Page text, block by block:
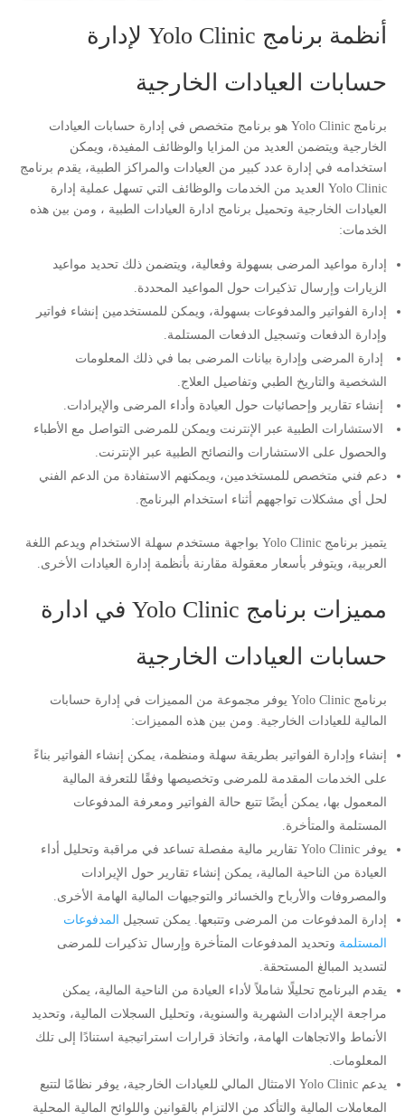
أنظمة برنامج Yolo Clinic لإدارة
حسابات العيادات الخارجية
برنامج Yolo Clinic هو برنامج متخصص في إدارة حسابات العيادات
الخارجية ويتضمن العديد من المزايا والوظائف المفيدة، ويمكن
استخدامه في إدارة عدد كبير من العيادات والمراكز الطبية، يقدم برنامج
Yolo Clinic العديد من الخدمات والوظائف التي تسهل عملية إدارة
العيادات الخارجية وتحميل برنامج ادارة العيادات الطبية ، ومن بين هذه
الخدمات:
إدارة مواعيد المرضى بسهولة وفعالية، ويتضمن ذلك تحديد مواعيد
الزيارات وإرسال تذكيرات حول المواعيد المحددة.
إدارة الفواتير والمدفوعات بسهولة، ويمكن للمستخدمين إنشاء فواتير
وإدارة الدفعات وتسجيل الدفعات المستلمة.
إدارة المرضى وإدارة بيانات المرضى بما في ذلك المعلومات
الشخصية والتاريخ الطبي وتفاصيل العلاج.
إنشاء تقارير وإحصائيات حول العيادة وأداء المرضى والإيرادات.
الاستشارات الطبية عبر الإنترنت ويمكن للمرضى التواصل مع الأطباء
والحصول على الاستشارات والنصائح الطبية عبر الإنترنت.
دعم فني متخصص للمستخدمين، ويمكنهم الاستفادة من الدعم الفني
لحل أي مشكلات تواجههم أثناء استخدام البرنامج.
يتميز برنامج Yolo Clinic بواجهة مستخدم سهلة الاستخدام ويدعم اللغة
العربية، ويتوفر بأسعار معقولة مقارنة بأنظمة إدارة العيادات الأخرى.
مميزات برنامج Yolo Clinic في ادارة
حسابات العيادات الخارجية
برنامج Yolo Clinic يوفر مجموعة من المميزات في إدارة حسابات
المالية للعيادات الخارجية. ومن بين هذه المميزات:
إنشاء وإدارة الفواتير بطريقة سهلة ومنظمة، يمكن إنشاء الفواتير بناءً
على الخدمات المقدمة للمرضى وتخصيصها وفقًا للتعرفة المالية
المعمول بها، يمكن أيضًا تتبع حالة الفواتير ومعرفة المدفوعات
المستلمة والمتأخرة.
يوفر Yolo Clinic تقارير مالية مفصلة تساعد في مراقبة وتحليل أداء
العيادة من الناحية المالية، يمكن إنشاء تقارير حول الإيرادات
والمصروفات والأرباح والخسائر والتوجيهات المالية الهامة الأخرى.
إدارة المدفوعات من المرضى وتتبعها. يمكن تسجيل
المدفوعات
المستلمة وتحديد المدفوعات المتأخرة وإرسال تذكيرات للمرضى
لتسديد المبالغ المستحقة.
يقدم البرنامج تحليلًا شاملاً لأداء العيادة من الناحية المالية، يمكن
مراجعة الإيرادات الشهرية والسنوية، وتحليل السجلات المالية، وتحديد
الأنماط والاتجاهات الهامة، واتخاذ قرارات استراتيجية استنادًا إلى تلك
المعلومات.
يدعم Yolo Clinic الامتثال المالي للعيادات الخارجية، يوفر نظامًا لتتبع
المعاملات المالية والتأكد من الالتزام بالقوانين واللوائح المالية المحلية